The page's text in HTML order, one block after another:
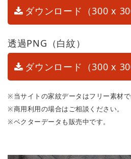
ダウンロード（300 x
透過PNG（白紋）
ダウンロード（300 x
※当サイトの家紋データはフリー素材で
※商用利用の場合はご相談ください。
※ベクターデータも販売中です。